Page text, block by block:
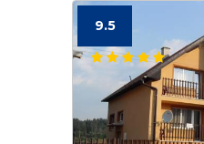
9.5